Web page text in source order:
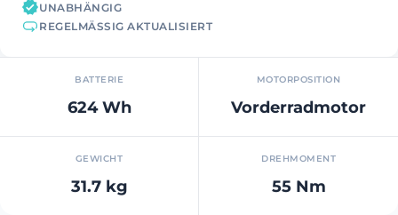
UNABHÄNGIG
REGELMÄSSIG AKTUALISIERT
BATTERIE
624 Wh
MOTORPOSITION
Vorderradmotor
GEWICHT
31.7 kg
DREHMOMENT
55 Nm